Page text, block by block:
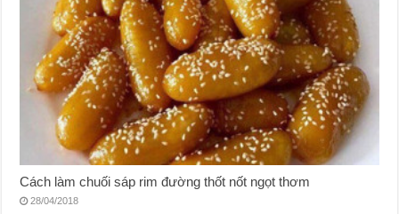
Cách làm chuối sáp rim đường thốt nốt ngọt thơm
28/04/2018